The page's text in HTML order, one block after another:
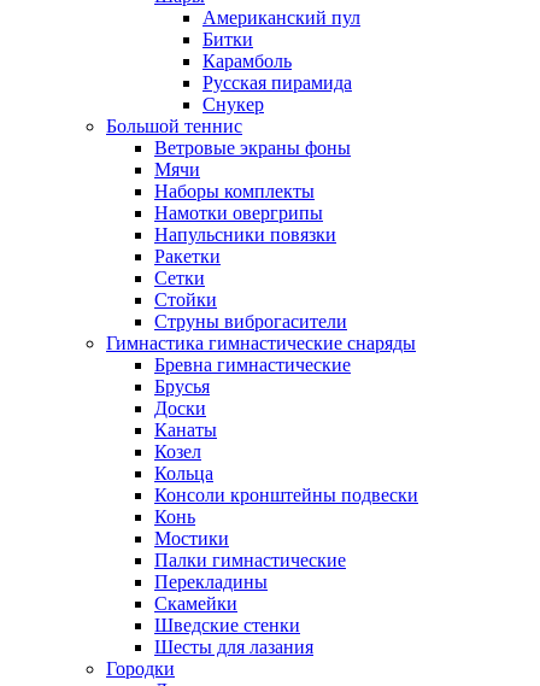
Американский пул
Битки
Карамболь
Русская пирамида
Снукер
Большой теннис
Ветровые экраны фоны
Мячи
Наборы комплекты
Намотки овергрипы
Напульсники повязки
Ракетки
Сетки
Стойки
Струны виброгасители
Гимнастика гимнастические снаряды
Бревна гимнастические
Брусья
Доски
Канаты
Козел
Кольца
Консоли кронштейны подвески
Конь
Мостики
Палки гимнастические
Перекладины
Скамейки
Шведские стенки
Шесты для лазания
Городки